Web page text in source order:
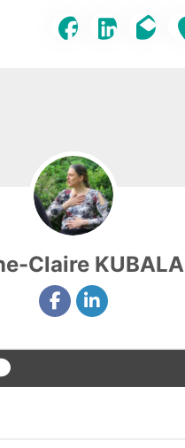
Claire KUBALA